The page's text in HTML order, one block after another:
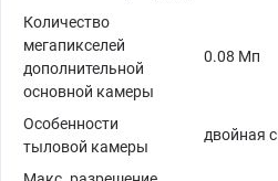
Количество
мегапикселей
дополнительной
основной камеры
0.08 Мп
Особенности
тыловой камеры
двойная